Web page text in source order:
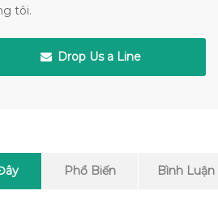
tôi.
Drop Us a Line
Phổ Biến Bình Luận